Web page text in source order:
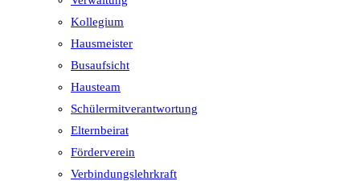
Kollegium
Hausmeister
Busaufsicht
Hausteam
Schülermitverantwortung
Elternbeirat
Förderverein
Verbindungslehrkraft